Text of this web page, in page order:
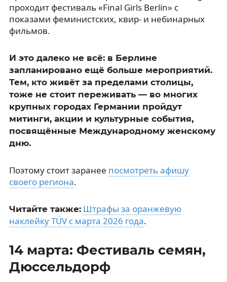
проходит фестиваль «Final Girls Berlin» с
показами феминистских, квир- и небинарных
фильмов.
И это далеко не всё: в Берлине
запланировано ещё больше мероприятий.
Тем, кто живёт за пределами столицы,
тоже не стоит переживать — во многих
крупных городах Германии пройдут
митинги, акции и культурные события,
посвящённые Международному женскому
дню.
Поэтому стоит заранее посмотреть афишу
своего региона.
Читайте также: Штрафы за оранжевую
наклейку TÜV с марта 2026 года.
14 марта: Фестиваль семян,
Дюссельдорф